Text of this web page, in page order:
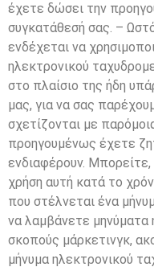
έχετε δώσει την
συγκατάθεσή σας. –
ενδέχεται να
ηλεκτρονικού
στο πλαίσιο της ήδη
μας, για να σας
σχετίζονται με
προηγουμένως έχετε
ενδιαφέρουν.
χρήση αυτή κατά το
που στέλνεται ένα
να λαμβάνετε μηνύματα
σκοπούς μάρκετινγκ,
μήνυμα ηλεκτρονικού